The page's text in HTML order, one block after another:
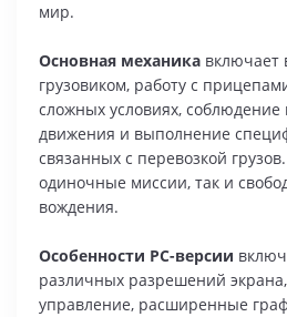
мир.
Основная механика включает
грузовиком, работу с
сложных условиях,
движения и выполнение
связанных с перевозкой
одиночные миссии, так и
вождения.
Особенности PC-версии
различных разрешений
управление, расширенные